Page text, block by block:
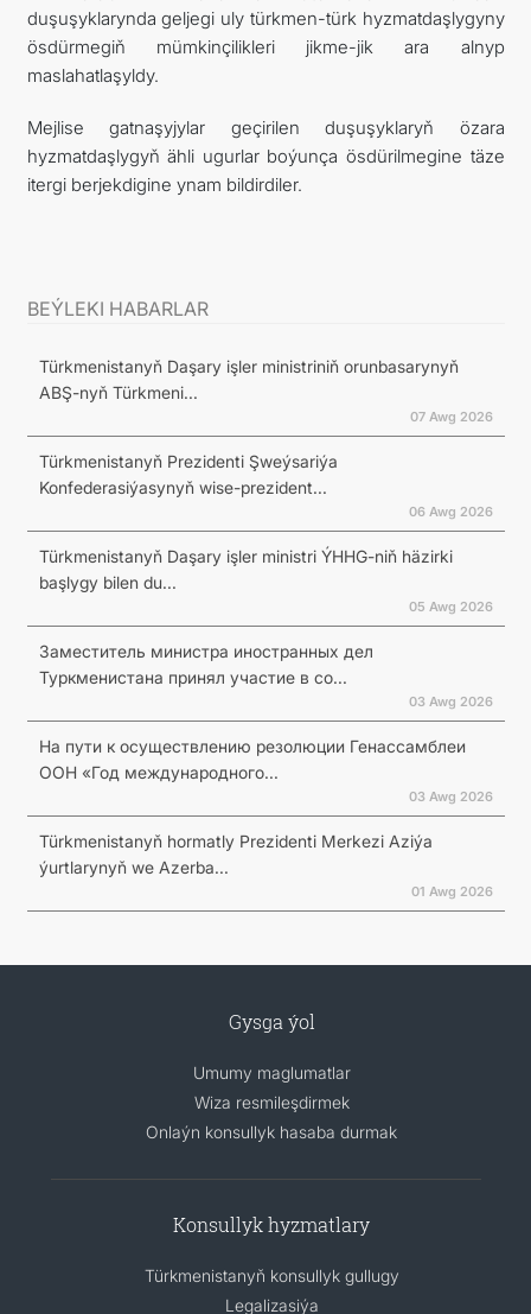
duşuşyklarynda geljegi uly türkmen-türk hyzmatdaşlygyny
ösdürmegiň mümkinçilikleri jikme-jik ara alnyp
maslahatlaşyldy.
Mejlise gatnaşyjylar geçirilen duşuşyklaryň özara
hyzmatdaşlygyň ähli ugurlar boýunça ösdürilmegine täze
itergi berjekdigine ynam bildirdiler.
BEÝLEKI HABARLAR
Türkmenistanyň Daşary işler ministriniň orunbasarynyň
ABŞ-nyň Türkmeni...
07 Awg 2026
Türkmenistanyň Prezidenti Şweýsariýa
Konfederasiýasynyň wise-prezident...
06 Awg 2026
Türkmenistanyň Daşary işler ministri ÝHHG-niň häzirki
başlygy bilen du...
05 Awg 2026
Заместитель министра иностранных дел
Туркменистана принял участие в со...
03 Awg 2026
На пути к осуществлению резолюции Генассамблеи
ООН «Год международного...
03 Awg 2026
Türkmenistanyň hormatly Prezidenti Merkezi Aziýa
ýurtlarynyň we Azerba...
01 Awg 2026
Gysga ýol
Umumy maglumatlar
Wiza resmileşdirmek
Onlaýn konsullyk hasaba durmak
Konsullyk hyzmatlary
Türkmenistanyň konsullyk gullugy
Legalizasiýa